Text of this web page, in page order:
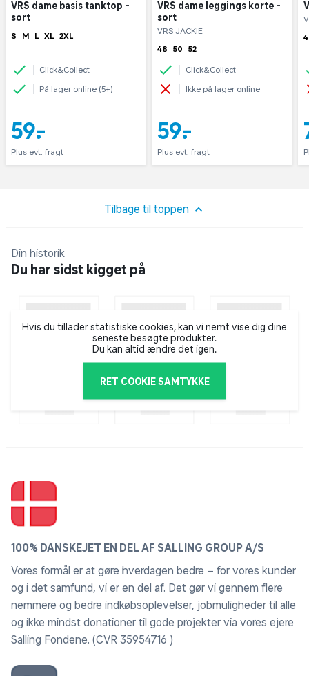
VRS dame basis tanktop -
sort
S M L XL 2XL
Click&Collect
På lager online (5+)
59,-
Plus evt. fragt
VRS dame leggings korte -
sort
VRS JACKIE
48
50 52
Click&Collect
Ikke på lager online
59,-
Plus evt. fragt
Tilbage til toppen
Din historik
Du har sidst kigget på
Hvis du tillader statistiske cookies, kan vi nemt vise dig dine
seneste besøgte produkter.
Du kan altid ændre det igen.
RET COOKIE SAMTYKKE
100% DANSKEJET EN DEL AF SALLING GROUP A/S
Vores formål er at gøre hverdagen bedre – for vores kunder
og i det samfund, vi er en del af. Det gør vi gennem flere
nemmere og bedre indkøbsoplevelser, jobmuligheder til alle
og ikke mindst donationer til gode projekter via vores ejere
Salling Fondene. (CVR 35954716 )